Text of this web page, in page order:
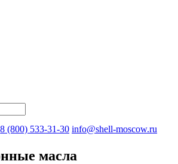
8 (800) 533-31-30 info@shell-moscow.ru
масла